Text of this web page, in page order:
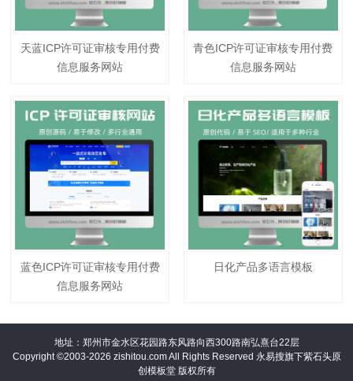
天蓝ICP许可证审核专用付费
信息服务网站
青色ICP许可证审核专用付费
信息服务网站
蓝色ICP许可证审核专用付费
信息服务网站
日化产品多语言模板
地址：郑州市金水区花园路东风路向西300路南弘熹台22层
Copyright ©2003-2026 zishitou.com All Rights Reserved 永易搜旗下紫石头原
创模板堂 版权所有